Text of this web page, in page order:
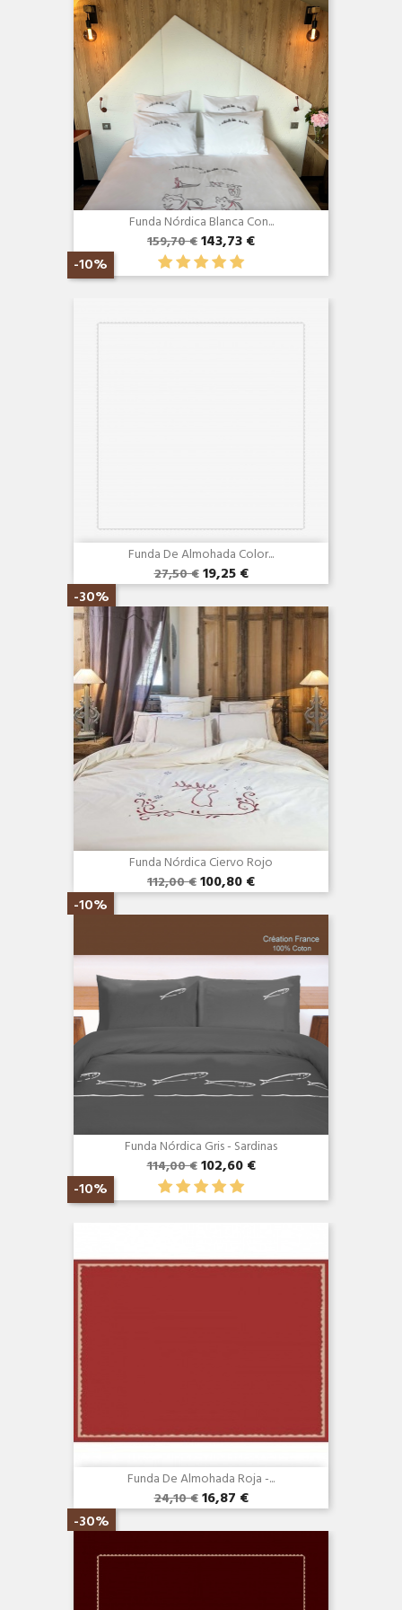
Funda Nórdica Blanca Con...
159,70 €
-10%
143,73 €
Vista rápida
Funda De Almohada Color...
27,50 €
-30%
19,25 €
Vista rápida
Funda Nórdica Ciervo Rojo
112,00 €
-10%
100,80 €
Vista rápida
Funda Nórdica Gris - Sardinas
114,00 €
-10%
102,60 €
Vista rápida
Funda De Almohada Roja -...
24,10 €
-30%
16,87 €
Vista rápida